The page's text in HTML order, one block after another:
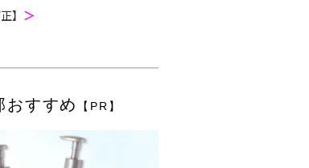
】 ＞
おすすめ 【PR】